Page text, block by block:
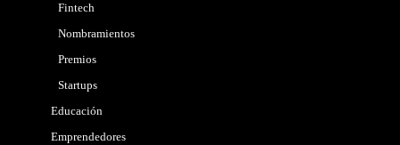
Fintech
Nombramientos
Premios
Startups
Educación
Emprendedores